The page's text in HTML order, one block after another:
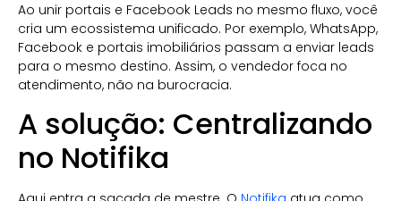
Ao unir portais e Facebook Leads no mesmo fluxo, você
cria um ecossistema unificado. Por exemplo, WhatsApp,
Facebook e portais imobiliários passam a enviar leads
para o mesmo destino. Assim, o vendedor foca no
atendimento, não na burocracia.
A solução: Centralizando
no Notifika